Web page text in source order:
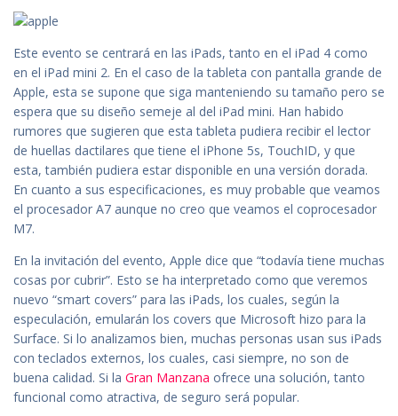
Este evento se centrará en las iPads, tanto en el iPad 4 como
en el iPad mini 2. En el caso de la tableta con pantalla grande de
Apple, esta se supone que siga manteniendo su tamaño pero se
espera que su diseño semeje al del iPad mini. Han habido
rumores que sugieren que esta tableta pudiera recibir el lector
de huellas dactilares que tiene el iPhone 5s, TouchID, y que
esta, también pudiera estar disponible en una versión dorada.
En cuanto a sus especificaciones, es muy probable que veamos
el procesador A7 aunque no creo que veamos el coprocesador
M7.
En la invitación del evento, Apple dice que “todavía tiene muchas
cosas por cubrir”. Esto se ha interpretado como que veremos
nuevo “smart covers” para las iPads, los cuales, según la
especulación, emularán los covers que Microsoft hizo para la
Surface. Si lo analizamos bien, muchas personas usan sus iPads
con teclados externos, los cuales, casi siempre, no son de
buena calidad. Si la Gran Manzana ofrece una solución, tanto
funcional como atractiva, de seguro será popular.